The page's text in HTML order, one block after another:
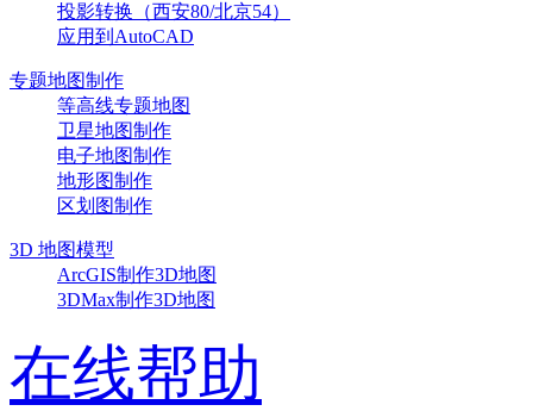
投影转换（西安80/北京54）
应用到AutoCAD
专题地图制作
等高线专题地图
卫星地图制作
电子地图制作
地形图制作
区划图制作
3D 地图模型
ArcGIS制作3D地图
3DMax制作3D地图
在线帮助